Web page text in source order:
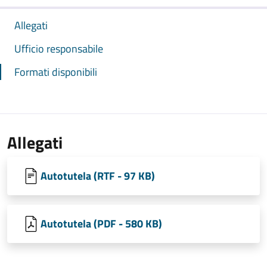
Allegati
Ufficio responsabile
Formati disponibili
Allegati
Autotutela (RTF - 97 KB)
Autotutela (PDF - 580 KB)